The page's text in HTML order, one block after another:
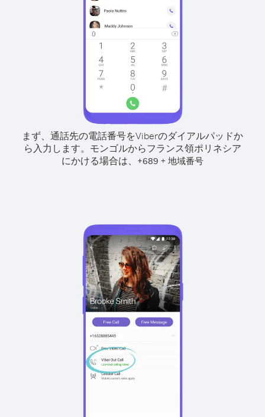
まず、通話先の電話番号をViberのダイアルパッドか
ら入力します。 モンゴルからフランス領ポリネシア
にかける場合は、 +689 + 地域番号